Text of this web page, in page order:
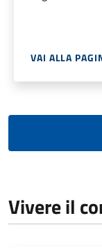
VAI ALLA
Vivere il